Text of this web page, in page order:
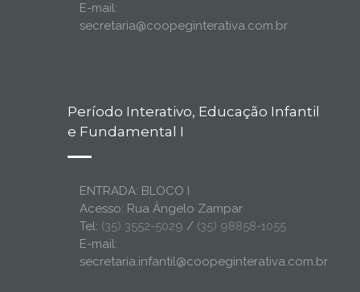
E-mail:
secretaria@coopeginterativa.com.br
Período Interativo, Educação Infantil
e Fundamental I
ENTRADA: BLOCO I
Acesso: Rua Ângelo Zampar
Tel: (35) 3552-5029 / (35) 98858-1055
E-mail:
secretaria.infantil@coopeginterativa.com.br